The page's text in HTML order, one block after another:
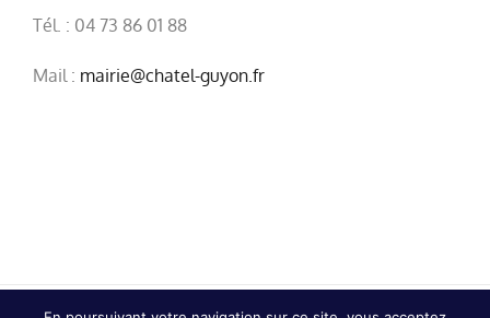
Tél. : 04 73 86 01 88
Mail : mairie@chatel-guyon.fr